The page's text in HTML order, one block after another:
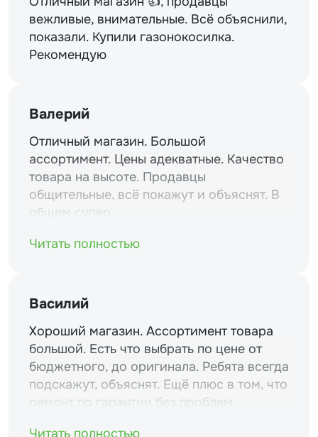
вежливые, внимательные. Всё объяснили,
показали. Купили газонокосилка.
Рекомендую
Валерий
Отличный магазин. Большой
ассортимент. Цены адекватные. Качество
товара на высоте. Продавцы
общительные, всё покажут и объяснят. В
общем супер.
Читать полностью
Василий
Хороший магазин. Ассортимент товара
большой. Есть что выбрать по цене от
бюджетного, до оригинала. Ребята всегда
подскажут, объяснят. Ещё плюс в том, что
ремонт по гарантии без проблем.
Читать полностью